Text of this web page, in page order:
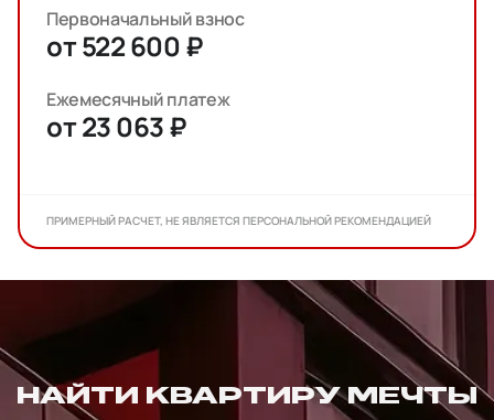
Первоначальный взнос
от 522 600 ₽
Ежемесячный платеж
от 23 063 ₽
ПРИМЕРНЫЙ РАСЧЕТ, НЕ ЯВЛЯЕТСЯ ПЕРСОНАЛЬНОЙ РЕКОМЕНДАЦИЕЙ
НАЙТИ КВАРТИРУ МЕЧТЫ